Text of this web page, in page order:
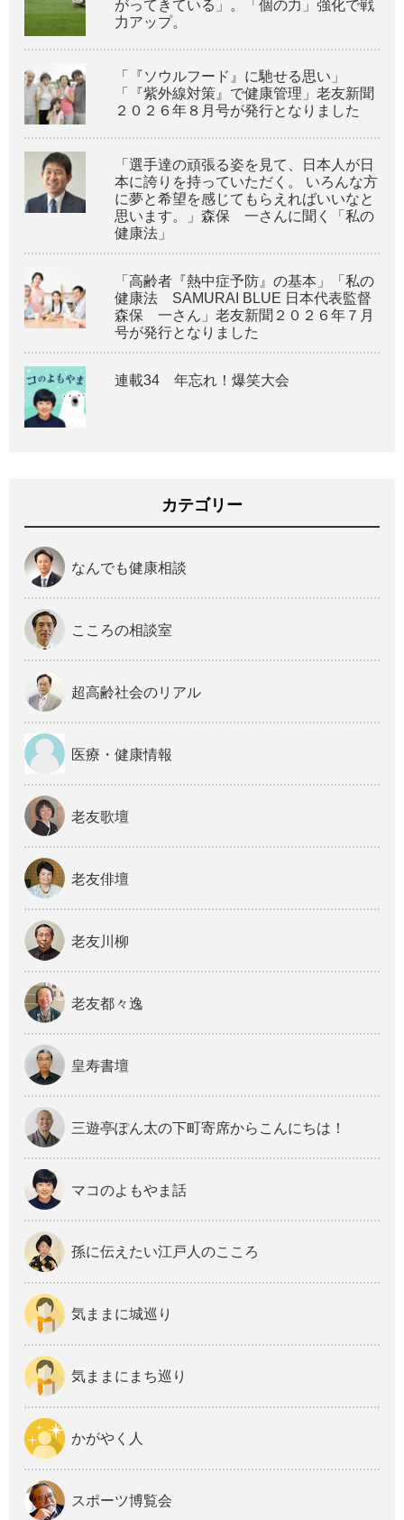
がってきている」。「個の力」強化で戦
力アップ。
「『ソウルフード』に馳せる思い」
「『紫外線対策』で健康管理」老友新聞
２０２６年８月号が発行となりました
「選手達の頑張る姿を見て、日本人が日
本に誇りを持っていただく。 いろんな方
に夢と希望を感じてもらえればいいなと
思います。」森保 一さんに聞く「私の
健康法」
「高齢者『熱中症予防』の基本」「私の
健康法 SAMURAI BLUE 日本代表監督
森保 一さん」老友新聞２０２６年７月
号が発行となりました
連載34 年忘れ！爆笑大会
カテゴリー
なんでも健康相談
こころの相談室
超高齢社会のリアル
医療・健康情報
老友歌壇
老友俳壇
老友川柳
老友都々逸
皇寿書壇
三遊亭ぽん太の下町寄席からこんにちは！
マコのよもやま話
孫に伝えたい江戸人のこころ
気ままに城巡り
気ままにまち巡り
かがやく人
スポーツ博覧会